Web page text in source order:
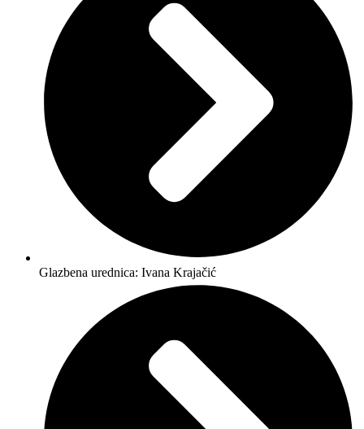
Glazbena urednica: Ivana Krajačić